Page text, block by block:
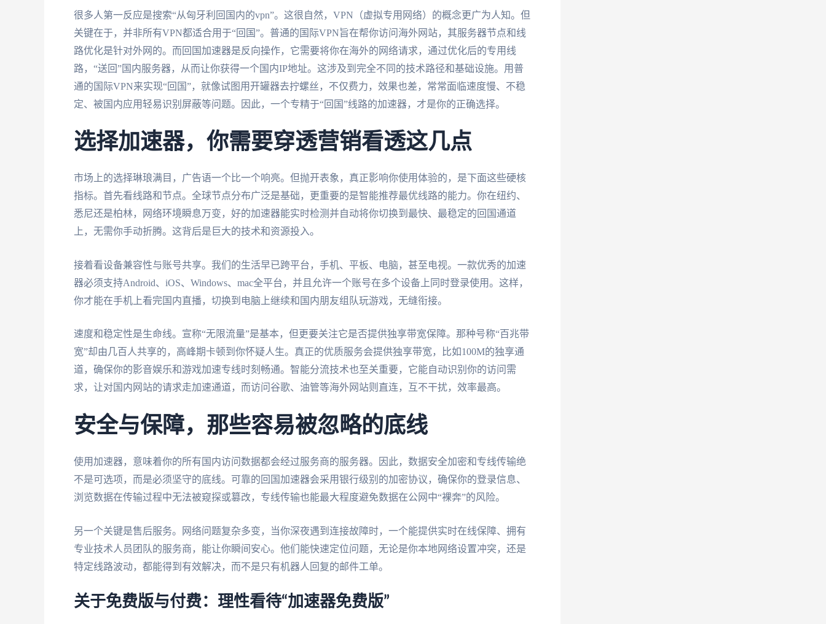
很多人第一反应是搜索“从匈牙利回国内的vpn”。这很自然，VPN（虚拟专用网络）的概念更广为人知。但
关键在于，并非所有VPN都适合用于“回国”。普通的国际VPN旨在帮你访问海外网站，其服务器节点和线
路优化是针对外网的。而回国加速器是反向操作，它需要将你在海外的网络请求，通过优化后的专用线
路，“送回”国内服务器，从而让你获得一个国内IP地址。这涉及到完全不同的技术路径和基础设施。用普
通的国际VPN来实现“回国”，就像试图用开罐器去拧螺丝，不仅费力，效果也差，常常面临速度慢、不稳
定、被国内应用轻易识别屏蔽等问题。因此，一个专精于“回国”线路的加速器，才是你的正确选择。
选择加速器，你需要穿透营销看透这几点
市场上的选择琳琅满目，广告语一个比一个响亮。但抛开表象，真正影响你使用体验的，是下面这些硬核
指标。首先看线路和节点。全球节点分布广泛是基础，更重要的是智能推荐最优线路的能力。你在纽约、
悉尼还是柏林，网络环境瞬息万变，好的加速器能实时检测并自动将你切换到最快、最稳定的回国通道
上，无需你手动折腾。这背后是巨大的技术和资源投入。
接着看设备兼容性与账号共享。我们的生活早已跨平台，手机、平板、电脑，甚至电视。一款优秀的加速
器必须支持Android、iOS、Windows、mac全平台，并且允许一个账号在多个设备上同时登录使用。这样，
你才能在手机上看完国内直播，切换到电脑上继续和国内朋友组队玩游戏，无缝衔接。
速度和稳定性是生命线。宣称“无限流量”是基本，但更要关注它是否提供独享带宽保障。那种号称“百兆带
宽”却由几百人共享的，高峰期卡顿到你怀疑人生。真正的优质服务会提供独享带宽，比如100M的独享通
道，确保你的影音娱乐和游戏加速专线时刻畅通。智能分流技术也至关重要，它能自动识别你的访问需
求，让对国内网站的请求走加速通道，而访问谷歌、油管等海外网站则直连，互不干扰，效率最高。
安全与保障，那些容易被忽略的底线
使用加速器，意味着你的所有国内访问数据都会经过服务商的服务器。因此，数据安全加密和专线传输绝
不是可选项，而是必须坚守的底线。可靠的回国加速器会采用银行级别的加密协议，确保你的登录信息、
浏览数据在传输过程中无法被窥探或篡改，专线传输也能最大程度避免数据在公网中“裸奔”的风险。
另一个关键是售后服务。网络问题复杂多变，当你深夜遇到连接故障时，一个能提供实时在线保障、拥有
专业技术人员团队的服务商，能让你瞬间安心。他们能快速定位问题，无论是你本地网络设置冲突，还是
特定线路波动，都能得到有效解决，而不是只有机器人回复的邮件工单。
关于免费版与付费：理性看待“加速器免费版”